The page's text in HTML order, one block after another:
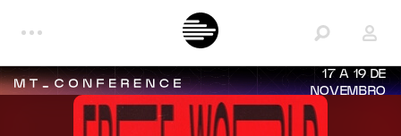
17 A 19 DE
NOVEMBRO